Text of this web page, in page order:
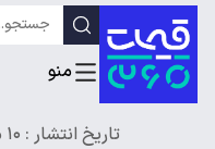
تاریخ انتشار : ۱۰ مرداد ۱۴۰۳ - ۱۰:۰۰